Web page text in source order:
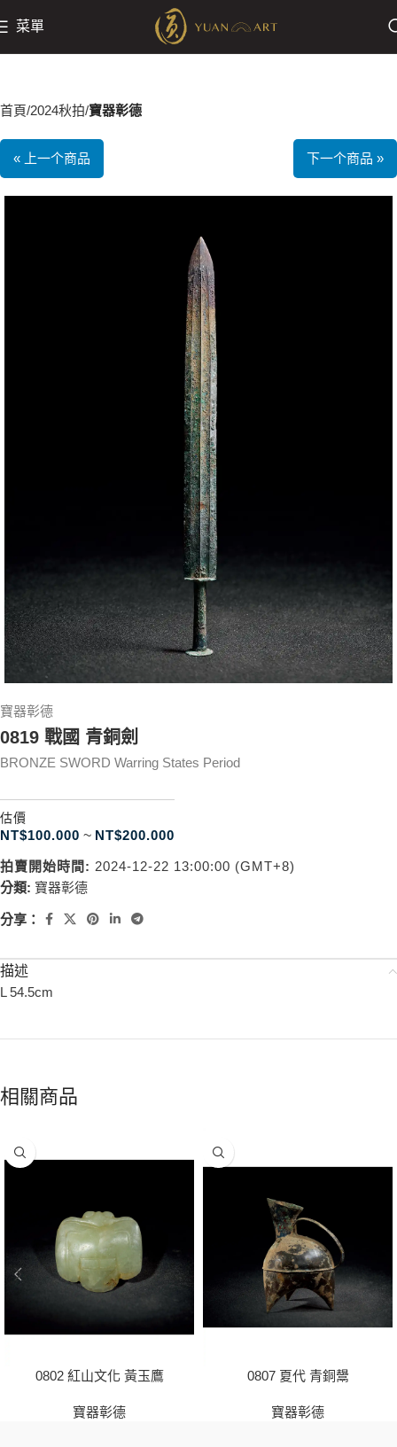
菜單
首頁 2024秋拍 寶器彰德
« 上一个商品 下一个商品 »
寶器彰德
0819 戰國 青銅劍
BRONZE SWORD Warring States Period
估價
NT$100.000 ~ NT$200.000
拍賣開始時間: 2024-12-22 13:00:00 (GMT+8)
分類: 寶器彰德
分享：
描述
L 54.5cm
相關商品
0802 紅山文化 黃玉鷹
寶器彰德
0807 夏代 青銅鬹
寶器彰德